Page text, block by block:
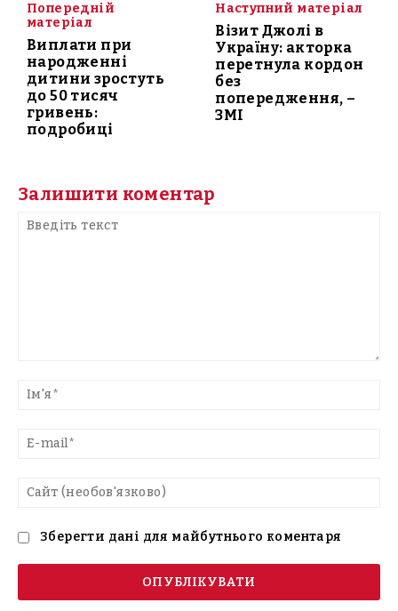
Попередній
матеріал
Виплати при
народженні
дитини зростуть
до 50 тисяч
гривень:
подробиці
Наступний матеріал
Візит Джолі в
Україну: акторка
перетнула кордон
без
попередження, –
ЗМІ
Залишити коментар
текст
Зберегти дані для майбутнього коментаря